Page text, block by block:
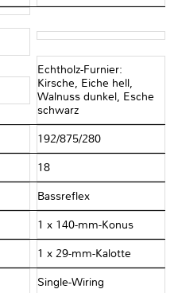
Echtholz-Furnier:
Kirsche, Eiche hell,
Walnuss dunkel, Esche
schwarz
192/875/280
18
Bassreflex
1 x 140-mm-Konus
1 x 29-mm-Kalotte
Single-Wiring